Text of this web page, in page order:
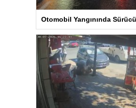
Otomobil Yangınında